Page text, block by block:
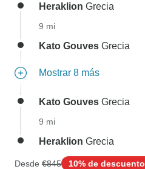
Heraklion Grecia
9 mi
Kato Gouves Grecia
Mostrar 8 más
Kato Gouves Grecia
9 mi
Heraklion Grecia
Desde €845 10% de descuento